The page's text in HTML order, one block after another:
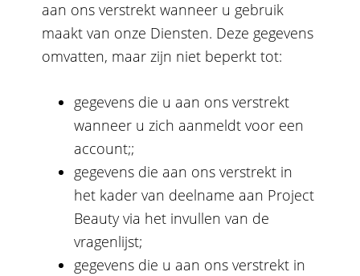
aan ons verstrekt wanneer u gebruik
maakt van onze Diensten. Deze gegevens
omvatten, maar zijn niet beperkt tot:
gegevens die u aan ons verstrekt
wanneer u zich aanmeldt voor een
account;;
gegevens die aan ons verstrekt in
het kader van deelname aan Project
Beauty via het invullen van de
vragenlijst;
gegevens die u aan ons verstrekt in